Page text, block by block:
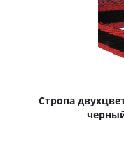
Стропа